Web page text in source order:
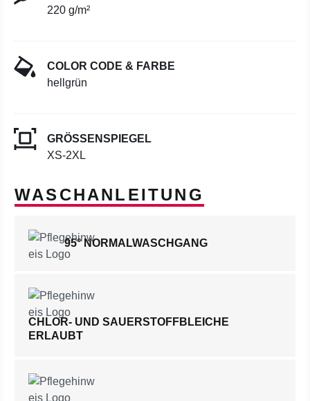
220 g/m²
COLOR CODE & FARBE
hellgrün
GRÖSSENSPIEGEL
XS-2XL
WASCHANLEITUNG
95° NORMALWASCHGANG
CHLOR- UND SAUERSTOFFBLEICHE
ERLAUBT